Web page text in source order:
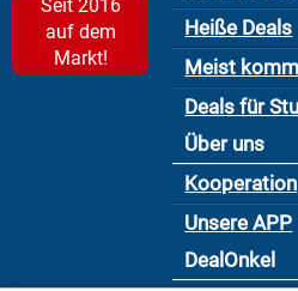
Seit 2016
auf dem
Markt!
Heiße Deals
Meist
Deals für
Über uns
Kooperation
Unsere APP
DealOnkel